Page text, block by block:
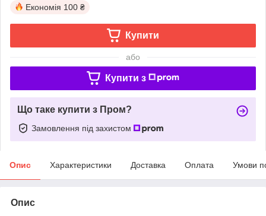
Економія 100 ₴
Купити
або
Купити з
Що таке купити з Пром?
Замовлення під захистом
Опис Характеристики Доставка Оплата Умови
Опис